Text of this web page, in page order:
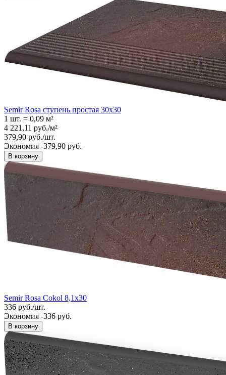
Semir Rosa ступень простая 30x30
1 шт. = 0,09 м²
4 221,11 руб./м²
379,90 руб./шт.
Экономия -379,90 руб.
В корзину
Semir Rosa Cokol 8,1x30
336 руб./шт.
Экономия -336 руб.
В корзину